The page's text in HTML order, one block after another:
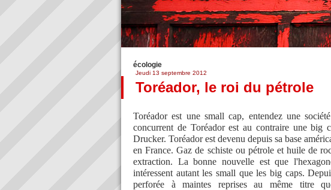
écologie
Jeudi 13 septembre 2012
Toréador, le roi du pétrole
Toréador est une small cap, entendez une
concurrent de Toréador est au contraire une big
Drucker. Toréador est devenu depuis sa base
en France. Gaz de schiste ou pétrole et huile de
extraction. La bonne nouvelle est que
intéressent autant les small que les big caps.
perforée à maintes reprises au même titre